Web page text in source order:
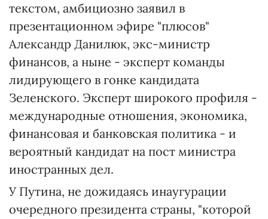
текстом, амбициозно заявил в
презентационном эфире "плюсов"
Александр Данилюк, экс-министр
финансов, а ныне - эксперт команды
лидирующего в гонке кандидата
Зеленского. Эксперт широкого профиля -
международные отношения, экономика,
финансовая и банковская политика - и
вероятный кандидат на пост министра
иностранных дел.
У Путина, не дожидаясь инаугурации
очередного президента страны, "которой